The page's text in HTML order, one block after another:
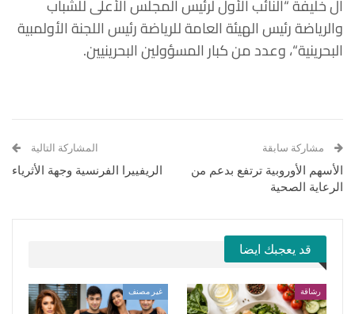
آلخليفة“النائبالأوللرئيسالمجلسالأعلىللشباب
والرياضةرئيسالهيئةالعامةللرياضةرئيس اللجنةالأولمبية
البحرينية“،وعددمنكبارالمسؤولينالبحرينيين.
مشاركة سابقة
الأسهم الأوروبية ترتفع بدعم من
الرعاية الصحية
المشاركة التالية
الريفييرا الفرنسية وجهة الأثرياء
قد يعجبك ايضا
رشاقة غير مصنف